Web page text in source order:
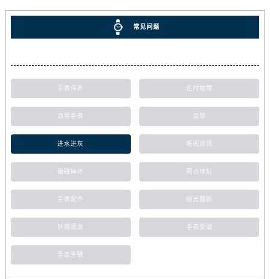
常见问题
手表保养 走时故障
浪琴手表 浪琴
进水进灰 新闻资讯
磕碰摔坏 网点地址
手表配件 抛光翻新
外观清洗 手表受磁
手表生锈